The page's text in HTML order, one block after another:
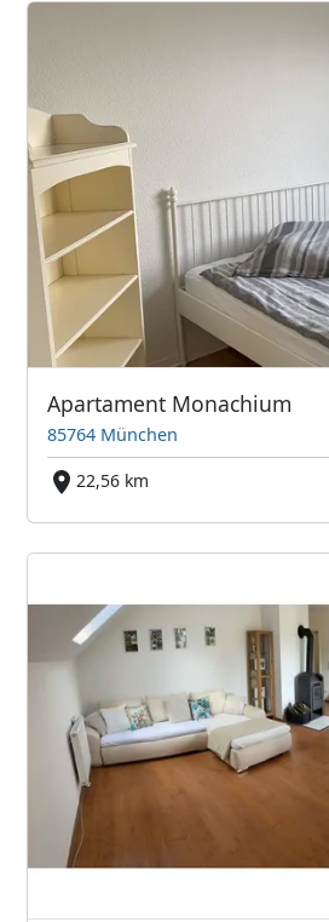
Apartament Monachium
85764 München
22,56 km